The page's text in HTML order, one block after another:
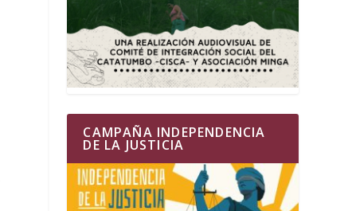
CAMPAÑA INDEPENDENCIA
DE LA JUSTICIA